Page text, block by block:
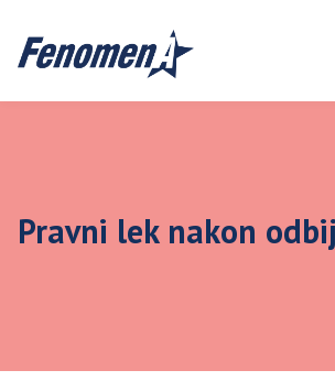
Pravni lek nakon